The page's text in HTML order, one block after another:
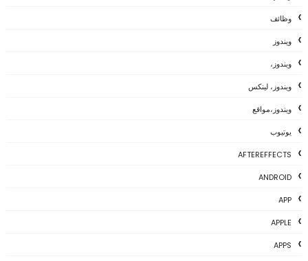
وظائف
ويندوز
ويندوز،
ويندوز، لينكس
ويندوز،مواقع
يوتيوب
AFTEREFFECTS
ANDROID
APP
APPLE
APPS